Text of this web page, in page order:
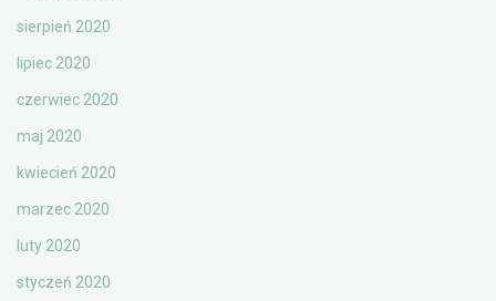
sierpień 2020
lipiec 2020
czerwiec 2020
maj 2020
kwiecień 2020
marzec 2020
luty 2020
styczeń 2020